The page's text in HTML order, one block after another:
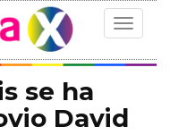
Toggle
se ha
David